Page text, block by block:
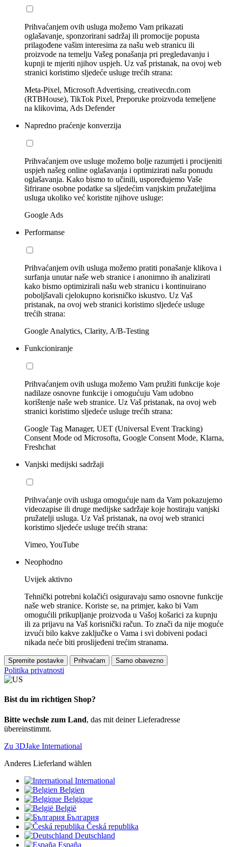
Prihvaćanjem ovih usluga možemo Vam prikazati
oglašavanje, sponzorirani sadržaj ili promocije popusta
prilagođene vašim interesima za našu web stranicu ili
proizvode na temelju Vašeg ponašanja pri pregledavanju i
kupnji te mjeriti njihov uspjeh. Uz vaš pristanak, na ovoj web
stranici koristimo sljedeće usluge trećih strana:
Meta-Pixel, Microsoft Advertising, creativecdn.com
(RTBHouse), TikTok Pixel, Preporuke proizvoda temeljene
na klikovima, Ads Defender
Napredno praćenje konverzija
Prihvaćanjem ove usluge možemo bolje razumjeti i procijeniti
uspjeh našeg online oglašavanja i optimizirati našu ponudu
oglašavanja. Kako bismo to učinili, uspoređujemo Vaše
šifrirane osobne podatke sa sljedećim vanjskim pružateljima
usluga ukoliko već koristite njihove usluge:
Google Ads
Performanse
Prihvaćanjem ovih usluga možemo pratiti ponašanje klikova i
surfanja unutar naše web stranice i anonimno ih analizirati
kako bismo optimizirali našu web stranicu i kontinuirano
poboljšavali cjelokupno korisničko iskustvo. Uz Vaš
pristanak, na ovoj web stranici koristimo sljedeće usluge
trećih strana:
Google Analytics, Clarity, A/B-Testing
Funkcioniranje
Prihvaćanjem ovih usluga možemo Vam pružiti funkcije koje
nadilaze osnovne funkcije i omogućuju Vam udobno
korištenje naše web stranice. Uz Vaš pristanak, na ovoj web
stranici koristimo sljedeće usluge trećih strana:
Google Tag Manager, UET (Universal Event Tracking)
Consent Mode od Microsofta, Google Consent Mode, Klarna,
Freshchat
Vanjski medijski sadržaji
Prihvaćanje ovih usluga omogućuje nam da Vam pokazujemo
videozapise ili druge medijske sadržaje koje hostiraju vanjski
pružatelji usluga. Uz Vaš pristanak, na ovoj web stranici
koristimo sljedeće usluge trećih strana:
Vimeo, YouTube
Neophodno
Uvijek aktivno
Tehnički potrebni kolačići osiguravaju samo osnovne funkcije
naše web stranice. Koriste se, na primjer, kako bi Vam
omogućili prikupljanje proizvoda u Vašoj košarici za kupnju
ili za prijavu na Vaš korisnički račun. To znači da nije moguće
izvući bilo kakve zaključke o Vama i svi dobiveni podaci
nikada neće biti proslijeđeni trećim stranama.
Spremite postavke Prihvaćam Samo obavezno
Politika privatnosti
Bist du im richtigen Shop?
Bitte wechsle zum Land, das mit deiner Lieferadresse
übereinstimmt.
Zu 3DJake International
Anderes Lieferland wählen
International
Belgien
Belgique
België
България
Česká republika
Deutschland
España